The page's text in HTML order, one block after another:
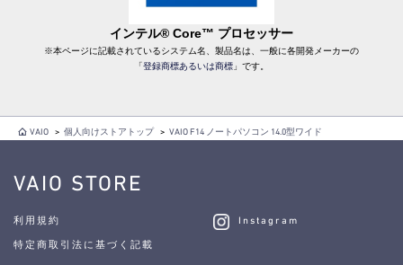
インテル® Core™ プロセッサー
※本ページに記載されているシステム名、製品名は、一般に各開発メーカーの
「登録商標あるいは商標 」です。
VAIO > 個人向けストアトップ > VAIO F14 ノートパソコン 14.0型ワイド
VAIO STORE
利用規約
特定商取引法に基づく記載
Instagram